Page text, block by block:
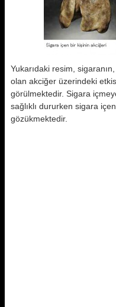
Yukarıdaki resim,
olan akciğer üzerindeki
görülmektedir. Sigara
sağlıklı dururken sigara
gözükmektedir.